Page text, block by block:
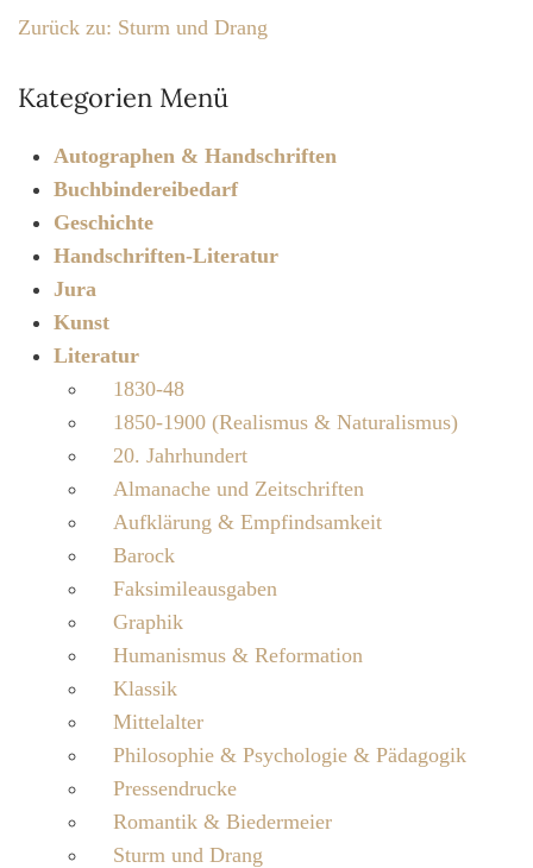
Zurück zu: Sturm und Drang
Kategorien Menü
Autographen & Handschriften
Buchbindereibedarf
Geschichte
Handschriften-Literatur
Jura
Kunst
Literatur
1830-48
1850-1900 (Realismus & Naturalismus)
20. Jahrhundert
Almanache und Zeitschriften
Aufklärung & Empfindsamkeit
Barock
Faksimileausgaben
Graphik
Humanismus & Reformation
Klassik
Mittelalter
Philosophie & Psychologie & Pädagogik
Pressendrucke
Romantik & Biedermeier
Sturm und Drang